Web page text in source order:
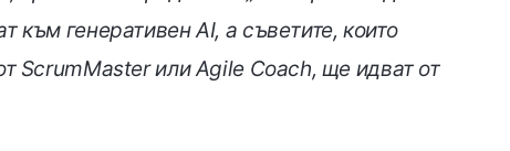
към генеративен AI, а съветите, които
ScrumMaster или Agile Coach, ще идват от